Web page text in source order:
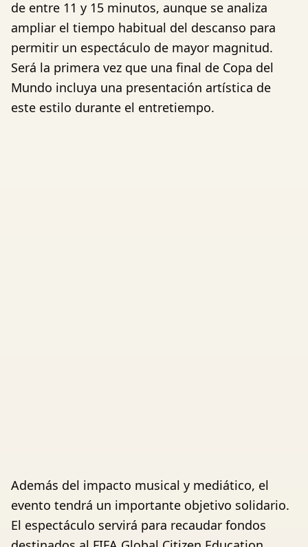
de entre 11 y 15 minutos, aunque se analiza
ampliar el tiempo habitual del descanso para
permitir un espectáculo de mayor magnitud.
Será la primera vez que una final de Copa del
Mundo incluya una presentación artística de
este estilo durante el entretiempo.
Además del impacto musical y mediático, el
evento tendrá un importante objetivo solidario.
El espectáculo servirá para recaudar fondos